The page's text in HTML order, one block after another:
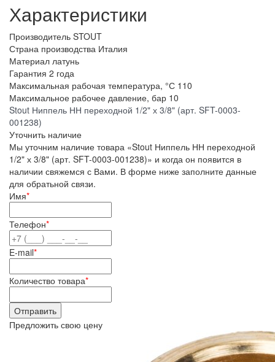
Характеристики
Производитель STOUT
Страна производства Италия
Материал латунь
Гарантия 2 года
Максимальная рабочая температура, °С 110
Максимальное рабочее давление, бар 10
Stout Ниппель НН переходной 1/2" х 3/8" (арт. SFT-0003-
001238)
Уточнить наличие
Мы уточним наличие товара «Stout Ниппель НН переходной
1/2" х 3/8" (арт. SFT-0003-001238)» и когда он появится в
наличии свяжемся с Вами. В форме ниже заполните данные
для обратьной связи.
Имя*
Телефон*
E-mail*
Количество товара*
Предложить свою цену